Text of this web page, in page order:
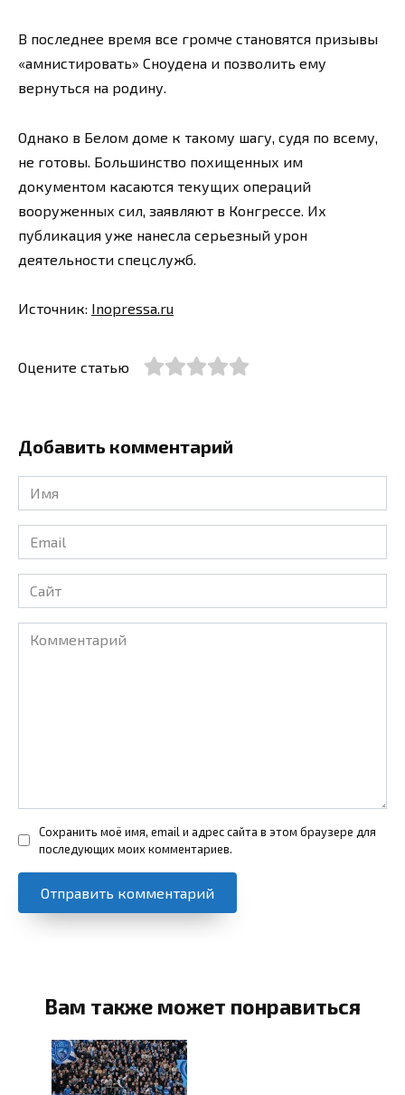
В последнее время все громче становятся призывы
«амнистировать» Сноудена и позволить ему
вернуться на родину.
Однако в Белом доме к такому шагу, судя по всему,
не готовы. Большинство похищенных им
документом касаются текущих операций
вооруженных сил, заявляют в Конгрессе. Их
публикация уже нанесла серьезный урон
деятельности спецслужб.
Источник: Inopressa.ru
Оцените статью
Добавить комментарий
Имя
*
Email
*
Сайт
Комментарий
Сохранить моё имя, email и адрес сайта в этом браузере для
последующих моих комментариев.
Вам также может понравиться